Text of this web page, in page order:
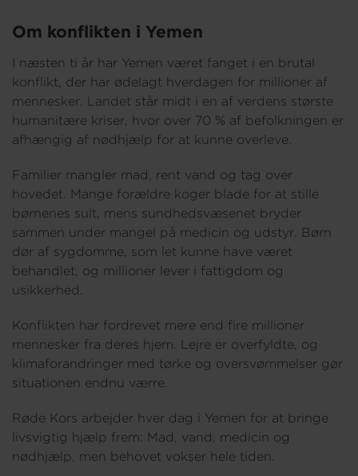
Om konflikten i Yemen
I næsten ti år har Yemen været fanget i en brutal
konflikt, der har ødelagt hverdagen for millioner af
mennesker. Landet står midt i en af verdens største
humanitære kriser, hvor over 70 % af befolkningen er
afhængig af nødhjælp for at kunne overleve.
Familier mangler mad, rent vand og tag over
hovedet. Mange forældre koger blade for at stille
børnenes sult, mens sundhedsvæsenet bryder
sammen under mangel på medicin og udstyr. Børn
dør af sygdomme, som let kunne have været
behandlet, og millioner lever i fattigdom og
usikkerhed.
Konflikten har fordrevet mere end fire millioner
mennesker fra deres hjem. Lejre er overfyldte, og
klimaforandringer med tørke og oversvømmelser gør
situationen endnu værre.
Røde Kors arbejder hver dag i Yemen for at bringe
livsvigtig hjælp frem: Mad, vand, medicin og
nødhjælp, men behovet vokser hele tiden.